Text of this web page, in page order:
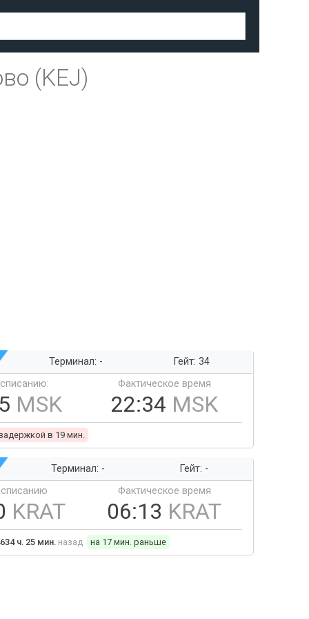
(KEJ)
Терминал: -
Гейт: 34
MSK
Фактическое время
22:34 MSK
в 19 мин.
Терминал: -
Гейт: -
KRAT
Фактическое время
06:13 KRAT
ч. 25 мин. назад на 17 мин. раньше